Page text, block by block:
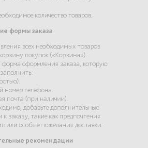
количество товаров.
формы заказа
всех необходимых товаров
покупок («Корзина»).
форма оформления заказа, которую
номер телефона.
почта (при наличии).
добавьте дополнительные
заказу, такие как предпочтения
или особые пожелания доставки.
рекомендации